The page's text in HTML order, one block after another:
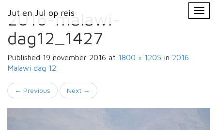
Jut en Jul op reis
Primary
Menu
Jut en Jul op reis
2016-malawi-
dag12_1427
Published 19 november 2016 at 1800 × 1205 in 2016
Malawi dag 12
← Previous Next →